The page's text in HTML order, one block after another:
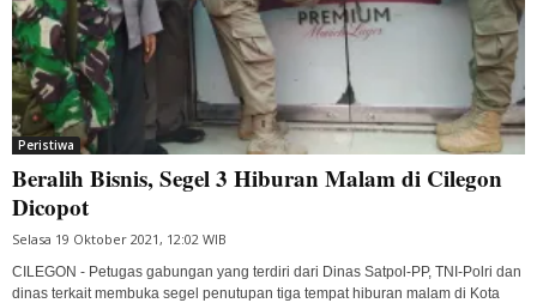
Peristiwa
Beralih Bisnis, Segel 3 Hiburan Malam di Cilegon
Dicopot
Selasa 19 Oktober 2021, 12:02 WIB
CILEGON - Petugas gabungan yang terdiri dari Dinas Satpol-PP, TNI-Polri dan
dinas terkait membuka segel penutupan tiga tempat hiburan malam di Kota